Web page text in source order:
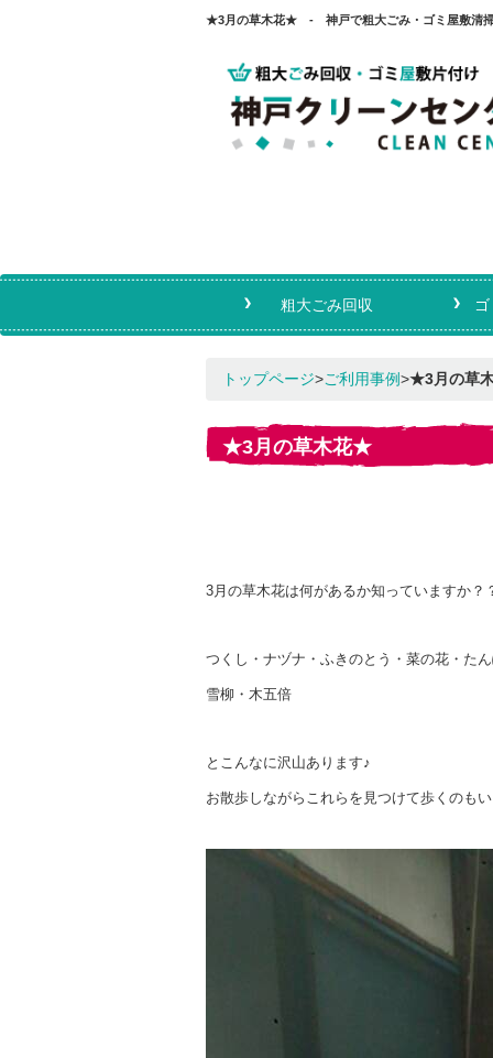
★3月の草木花★ - 神戸で粗大ごみ・ゴミ屋敷清掃
粗大ごみ回収
トップページ>ご利用事例>★3月の草
★3月の草木花★
3月の草木花は何があるか知っていますか？
つくし・ナヅナ・ふきのとう・菜の花・た
雪柳・木五倍
とこんなに沢山あります♪
お散歩しながらこれらを見つけて歩くのも